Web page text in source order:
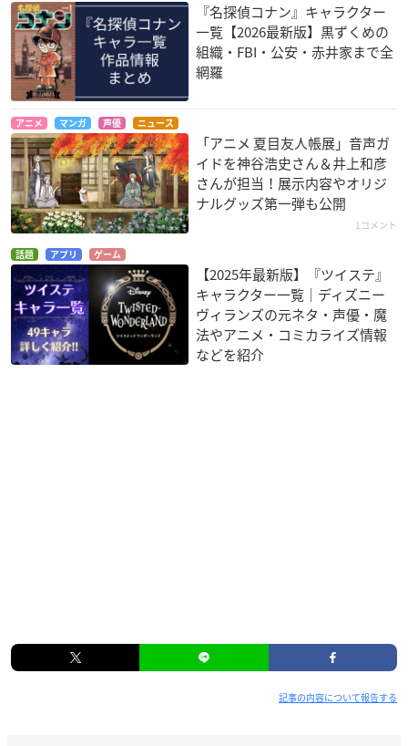
『名探偵コナン』キャラクター
一覧【2026最新版】黒ずくめの
組織・FBI・公安・赤井家まで全
網羅
アニメ マンガ 声優 ニュース
「アニメ 夏目友人帳展」音声ガ
イドを神谷浩史さん＆井上和彦
さんが担当！展示内容やオリジ
ナルグッズ第一弾も公開
1コメント
話題 アプリ ゲーム
【2025年最新版】『ツイステ』
キャラクター一覧｜ディズニー
ヴィランズの元ネタ・声優・魔
法やアニメ・コミカライズ情報
などを紹介
記事の内容について報告する